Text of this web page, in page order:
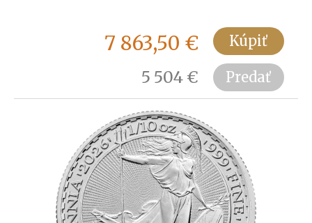
7 863,50 €
5 504 €
Kúpiť
Predať